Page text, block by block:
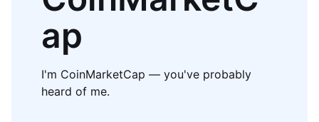
ap
I'm CoinMarketCap — you've probably
heard of me.